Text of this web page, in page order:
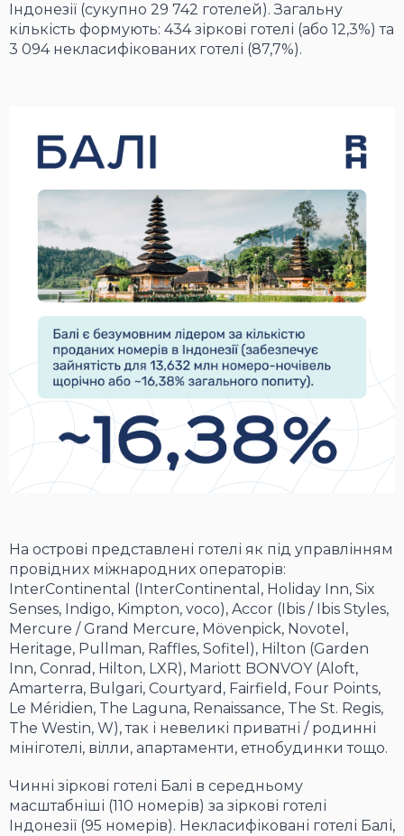
Індонезії (сукупно 29 742 готелей). Загальну
кількість формують: 434 зіркові готелі (або 12,3%) та
3 094 некласифікованих готелі (87,7%).
На острові представлені готелі як під управлінням
провідних міжнародних операторів:
InterContinental (InterContinental, Holiday Inn, Six
Senses, Indigo, Kimpton, voco), Accor (Ibis / Ibis Styles,
Mercure / Grand Mercure, Mövenpick, Novotel,
Heritage, Pullman, Raffles, Sofitel), Hilton (Garden
Inn, Conrad, Hilton, LXR), Mariott BONVOY (Aloft,
Amarterra, Bulgari, Courtyard, Fairfield, Four Points,
Le Méridien, The Laguna, Renaissance, The St. Regis,
The Westin, W), так і невеликі приватні / родинні
мініготелі, вілли, апартаменти, етнобудинки тощо.
Чинні зіркові готелі Балі в середньому
масштабніші (110 номерів) за зіркові готелі
Індонезії (95 номерів). Некласифіковані готелі Балі,